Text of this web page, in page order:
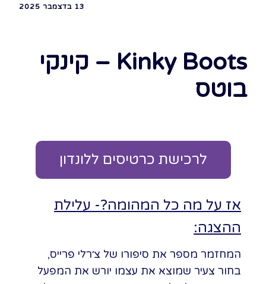
13 בדצמבר 2025
Kinky Boots – קינקי
בוטס
לרכישת כרטיסים ללונדון
אז על מה כל המהומה?- עלילת
ההצגה:
המחזמר מספר את סיפורו של צ׳רלי פרייס,
בחור צעיר שמוצא את עצמו יורש את המפעל